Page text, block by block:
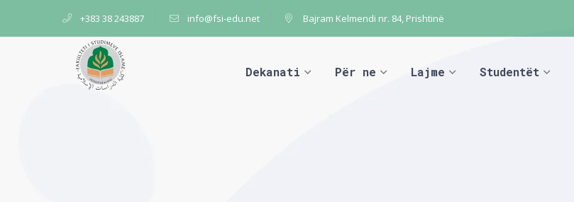
+383 38 243887 info@fsi-edu.net Bajram Kelmendi nr. 84, Prishtinë
Dekanati Për ne Lajme Studentët